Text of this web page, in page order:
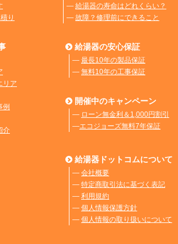
り
― 給湯器の寿命はどれくらい？
― 故障？修理前にできること
リア
例
介
給湯器の安心保証
― 最長10年の製品保証
― 無料10年の工事保証
開催中のキャンペーン
― ローン無金利＆1,000円割引
―エコジョーズ無料7年保証
給湯器ドットコムについて
― 会社概要
― 特定商取引法に基づく表記
― 利用規約
― 個人情報保護方針
― 個人情報の取り扱いについて